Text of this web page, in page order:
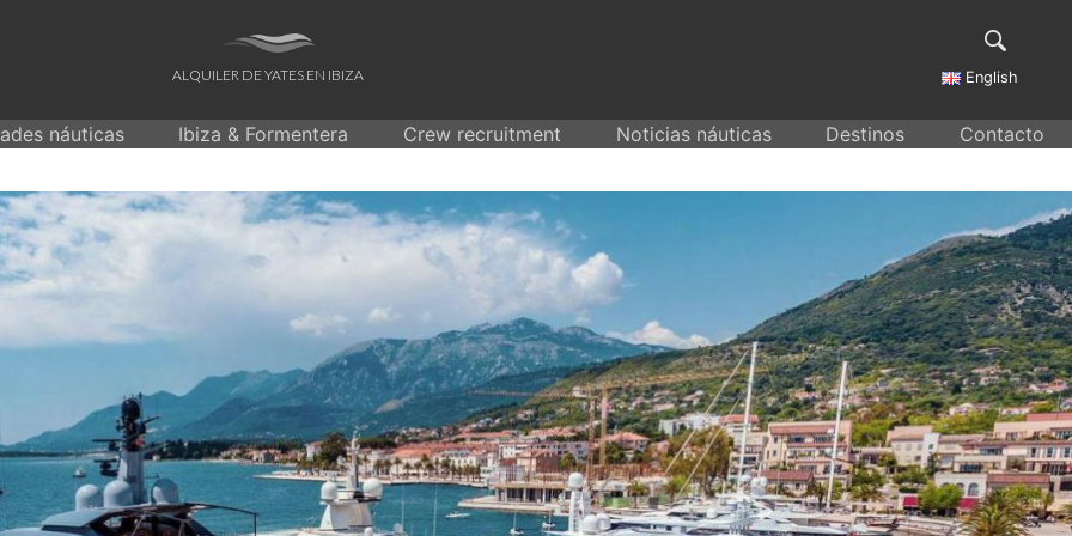
ALQUILER DE YATES EN IBIZA English
náuticas Ibiza & Formentera Crew recruitment Noticias náuticas Destinos Contacto